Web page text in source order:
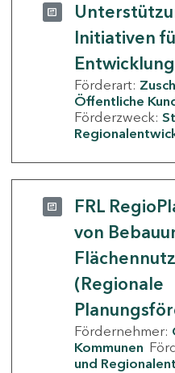
Initiativen
Entwicklung
Förderart:
Öffentliche
Förderzweck:
FRL
von
(Regionale
Fördernehmer:
Kommunen
und